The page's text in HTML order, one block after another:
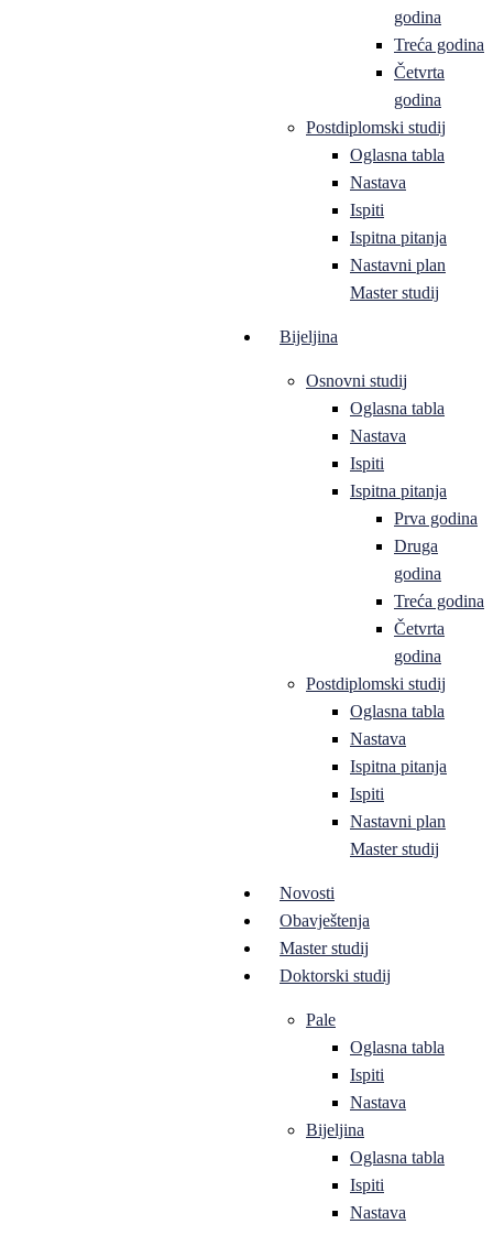
godina
Treća godina
Četvrta
godina
Postdiplomski studij
Oglasna tabla
Nastava
Ispiti
Ispitna pitanja
Nastavni plan
Master studij
Bijeljina
Osnovni studij
Oglasna tabla
Nastava
Ispiti
Ispitna pitanja
Prva godina
Druga
godina
Treća godina
Četvrta
godina
Postdiplomski studij
Oglasna tabla
Nastava
Ispitna pitanja
Ispiti
Nastavni plan
Master studij
Novosti
Obavještenja
Master studij
Doktorski studij
Pale
Oglasna tabla
Ispiti
Nastava
Bijeljina
Oglasna tabla
Ispiti
Nastava